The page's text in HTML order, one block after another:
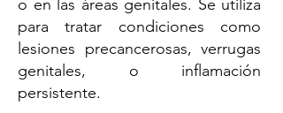
o en las áreas genitales. Se utiliza
para tratar condiciones como
lesiones precancerosas, verrugas
genitales, o inflamación
persistente.